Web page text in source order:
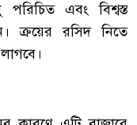
এবং বিশ্বস্ত
ক্রয়ের রসিদ নিতে